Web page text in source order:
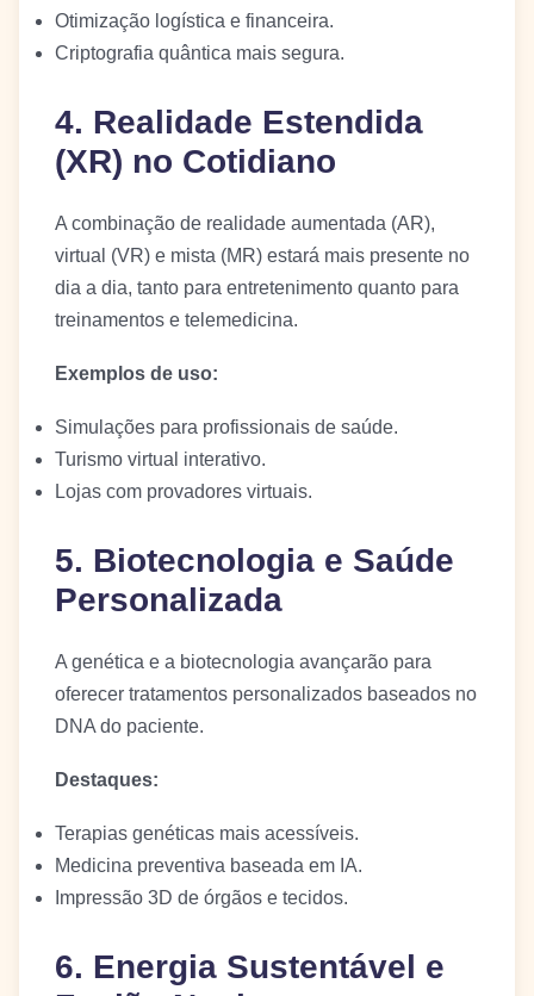
Otimização logística e financeira.
Criptografia quântica mais segura.
4. Realidade Estendida
(XR) no Cotidiano
A combinação de realidade aumentada (AR),
virtual (VR) e mista (MR) estará mais presente no
dia a dia, tanto para entretenimento quanto para
treinamentos e telemedicina.
Exemplos de uso:
Simulações para profissionais de saúde.
Turismo virtual interativo.
Lojas com provadores virtuais.
5. Biotecnologia e Saúde
Personalizada
A genética e a biotecnologia avançarão para
oferecer tratamentos personalizados baseados no
DNA do paciente.
Destaques:
Terapias genéticas mais acessíveis.
Medicina preventiva baseada em IA.
Impressão 3D de órgãos e tecidos.
6. Energia Sustentável e